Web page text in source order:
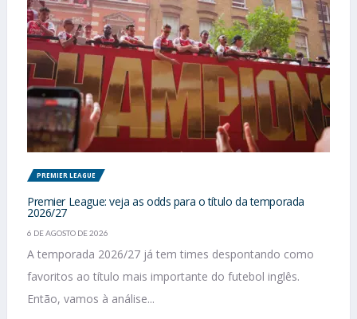
PREMIER LEAGUE
Premier League: veja as odds para o título da temporada
2026/27
6 DE AGOSTO DE 2026
A temporada 2026/27 já tem times despontando como
favoritos ao título mais importante do futebol inglês.
Então, vamos à análise...